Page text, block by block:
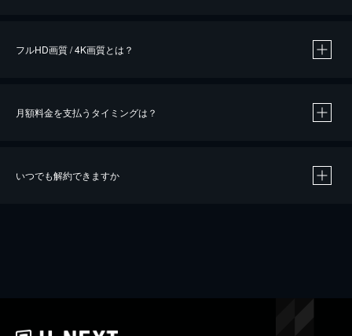
※40％ポイント還元の対象は、クレジットカード決済による作品の購入 / レンタルです。
iOSアプリのUコイン決済による作品の購入 / レンタルは、20％のポイント還元です。
フルHD画質 / 4K画質とは？
月額料金を支払うタイミングは？
いつでも解約できますか